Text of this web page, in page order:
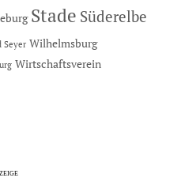
Stade Süderelbe
Seyer Wilhelmsburg
Wirtschaftsverein